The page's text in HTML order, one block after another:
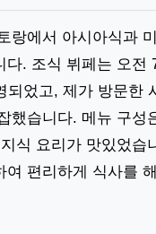
랑에서 아시아식과
다. 조식 뷔페는 오전
되었고, 제가 방문한
했습니다. 메뉴 구성
식 요리가 맛있었습
여 편리하게 식사를